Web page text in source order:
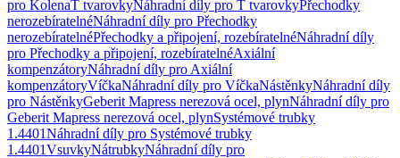
pro KolenaT tvarovkyNáhradní díly pro T tvarovkyPřechodky
nerozebíratelnéNáhradní díly pro Přechodky
nerozebíratelnéPřechodky a připojení, rozebíratelnéNáhradní díly
pro Přechodky a připojení, rozebíratelnéAxiální
kompenzátoryNáhradní díly pro Axiální
kompenzátoryVíčkaNáhradní díly pro VíčkaNástěnkyNáhradní díly
pro NástěnkyGeberit Mapress nerezová ocel, plynNáhradní díly pro
Geberit Mapress nerezová ocel, plynSystémové trubky
1.4401Náhradní díly pro Systémové trubky
1.4401VsuvkyNátrubkyNáhradní díly pro